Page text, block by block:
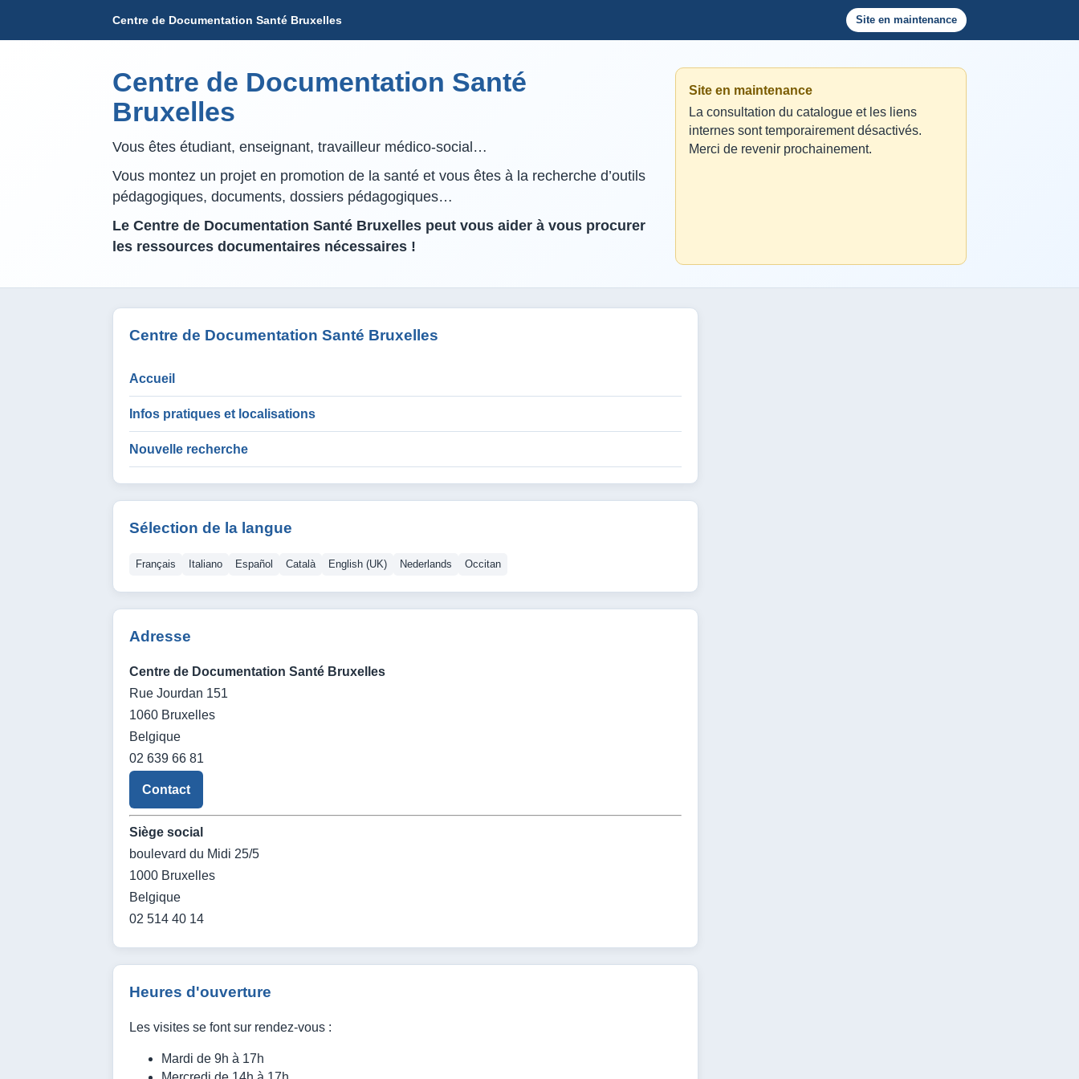
Centre de Documentation Santé Bruxelles Site en maintenance
Centre de Documentation Santé
Bruxelles
Vous êtes étudiant, enseignant, travailleur médico-social…
Vous montez un projet en promotion de la santé et vous êtes à la recherche d’outils
pédagogiques, documents, dossiers pédagogiques…
Le Centre de Documentation Santé Bruxelles peut vous aider à vous procurer
les ressources documentaires nécessaires !
Site en maintenance
La consultation du catalogue et les liens
internes sont temporairement désactivés.
Merci de revenir prochainement.
Centre de Documentation Santé Bruxelles
Accueil
Infos pratiques et localisations
Nouvelle recherche
Sélection de la langue
Français Italiano Español Català English (UK) Nederlands Occitan
Adresse
Centre de Documentation Santé Bruxelles
Rue Jourdan 151
1060 Bruxelles
Belgique
02 639 66 81
Contact
Siège social
boulevard du Midi 25/5
1000 Bruxelles
Belgique
02 514 40 14
Heures d'ouverture
Les visites se font sur rendez-vous :
Mardi de 9h à 17h